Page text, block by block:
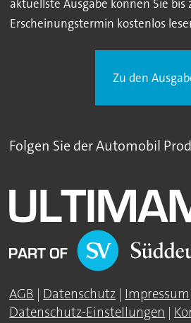
aktuellste Ausgabe können Sie bis
Erscheinungstermin kostenlos
Zu den
Folgen Sie der Automobil
AGB | Datenschutz | Impressum
Datenschutz-Einstellungen |